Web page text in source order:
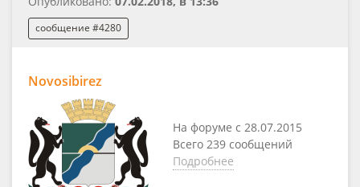
сообщение #4280
Novosibirez
На форуме с 28.07.2015
Всего 239 сообщений
Подробнее